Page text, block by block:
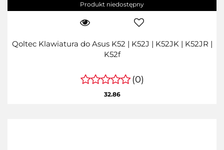
Produkt niedostępny
Qoltec Klawiatura do Asus K52 | K52J | K52JK | K52JR |
K52f
(0)
32.86